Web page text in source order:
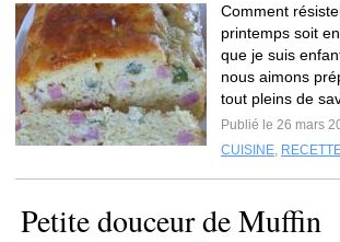
Comment
printemps soit
que je suis
nous aimons
tout pleins de
Publié le 26 mars
CUISINE,
Petite douceur de Muffin